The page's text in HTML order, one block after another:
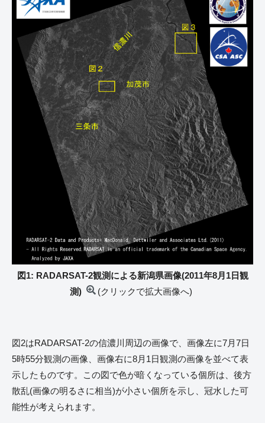
図1: RADARSAT-2観測による新潟県画像(2011年8月1日観
測)
(クリックで拡大画像へ)
図2はRADARSAT-2の信濃川周辺の画像で、画像左に7月7日
5時55分観測の画像、画像右に8月1日観測の画像を並べて表
示したものです。この図で色が暗くなっている個所は、後方
散乱(画像の明るさに相当)が小さい個所を示し、冠水した可
能性が考えられます。